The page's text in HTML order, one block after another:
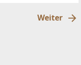
Weiter